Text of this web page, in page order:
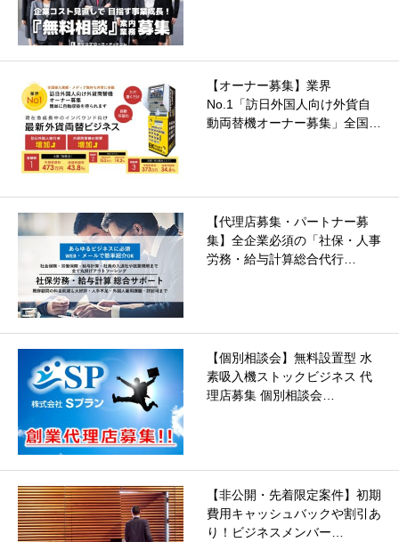
【オーナー募集】業界
No.1「訪日外国人向け外貨自
動両替機オーナー募集」全国…
【代理店募集・パートナー募
集】全企業必須の「社保・人事
労務・給与計算総合代行…
【個別相談会】無料設置型 水
素吸入機ストックビジネス 代
理店募集 個別相談会…
【非公開・先着限定案件】初期
費用キャッシュバックや割引あ
り！ビジネスメンバー…